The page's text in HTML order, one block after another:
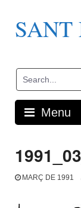
content
Menu
MARÇ DE 1991